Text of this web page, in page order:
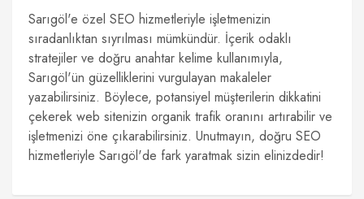
Sarıgöl'e özel SEO hizmetleriyle işletmenizin
sıradanlıktan sıyrılması mümkündür. İçerik odaklı
stratejiler ve doğru anahtar kelime kullanımıyla,
Sarıgöl'ün güzelliklerini vurgulayan makaleler
yazabilirsiniz. Böylece, potansiyel müşterilerin dikkatini
çekerek web sitenizin organik trafik oranını artırabilir ve
işletmenizi öne çıkarabilirsiniz. Unutmayın, doğru SEO
hizmetleriyle Sarıgöl'de fark yaratmak sizin elinizdedir!